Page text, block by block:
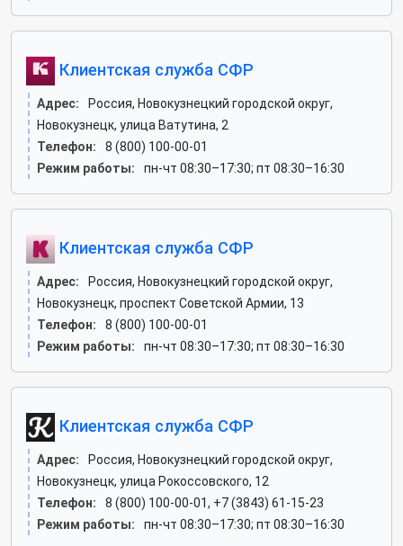
Клиентская служба СФР
Адрес:
Россия, Новокузнецкий городской округ,
Новокузнецк, улица Ватутина, 2
Телефон:
8 (800) 100-00-01
Режим работы:
пн-чт 08:30–17:30; пт 08:30–16:30
Клиентская служба СФР
Адрес:
Россия, Новокузнецкий городской округ,
Новокузнецк, проспект Советской Армии, 13
Телефон:
8 (800) 100-00-01
Режим работы:
пн-чт 08:30–17:30; пт 08:30–16:30
Клиентская служба СФР
Адрес:
Россия, Новокузнецкий городской округ,
Новокузнецк, улица Рокоссовского, 12
Телефон:
8 (800) 100-00-01, +7 (3843) 61-15-23
Режим работы:
пн-чт 08:30–17:30; пт 08:30–16:30